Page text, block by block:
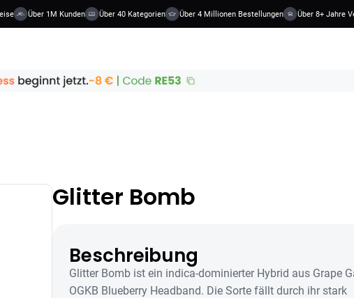
Über 1M Kunden Über 40 Kategorien Über 4 Millionen Bestellungen Über 8+ Jahre
Glitter Bomb
Beschreibung
Glitter Bomb ist ein indica-dominierter Hybrid aus Grape
OGKB Blueberry Headband. Die Sorte fällt durch ihr stark